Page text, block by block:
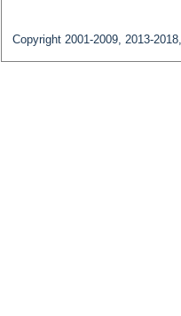
Copyright 2001-2009, 2013-